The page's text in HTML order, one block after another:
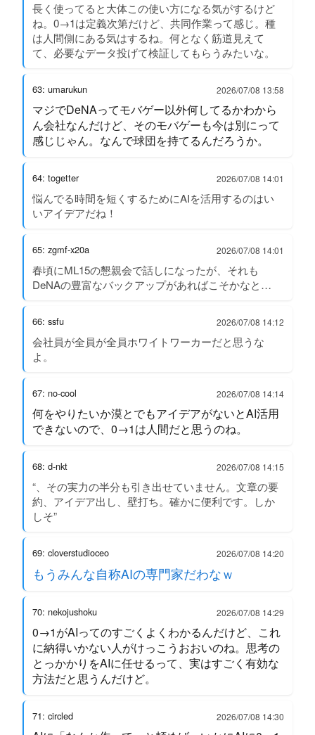
長く使ってると大体この使い方になる気がするけど
ね。0→1は定義次第だけど、共同作業って感じ。種
は人間側にある気はするね。何となく筋道見えて
て、必要なデータ投げて検証してもらうみたいな。
63: umarukun 2026/07/08 13:58
マジでDeNAってモバゲー以外何してるかわから
ん会社なんだけど、そのモバゲーも今は別にって
感じじゃん。なんで球団を持てるんだろうか。
64: togetter 2026/07/08 14:01
悩んでる時間を短くするためにAIを活用するのはい
いアイデアだね！
65: zgmf-x20a 2026/07/08 14:01
春頃にML15の懇親会で話しになったが、それも
DeNAの豊富なバックアップがあればこそかなと…
66: ssfu 2026/07/08 14:12
会社員が全員が全員ホワイトワーカーだと思うな
よ。
67: no-cool 2026/07/08 14:14
何をやりたいか漠とでもアイデアがないとAI活用
できないので、0→1は人間だと思うのね。
68: d-nkt 2026/07/08 14:15
“、その実力の半分も引き出せていません。文章の要
約、アイデア出し、壁打ち。確かに便利です。しか
しそ”
69: cloverstudioceo 2026/07/08 14:20
もうみんな自称AIの専門家だわなｗ
70: nekojushoku 2026/07/08 14:29
0→1がAIってのすごくよくわかるんだけど、これ
に納得いかない人がけっこうおおいのね。思考の
とっかかりをAIに任せるって、実はすごく有効な
方法だと思うんだけど。
71: circled 2026/07/08 14:30